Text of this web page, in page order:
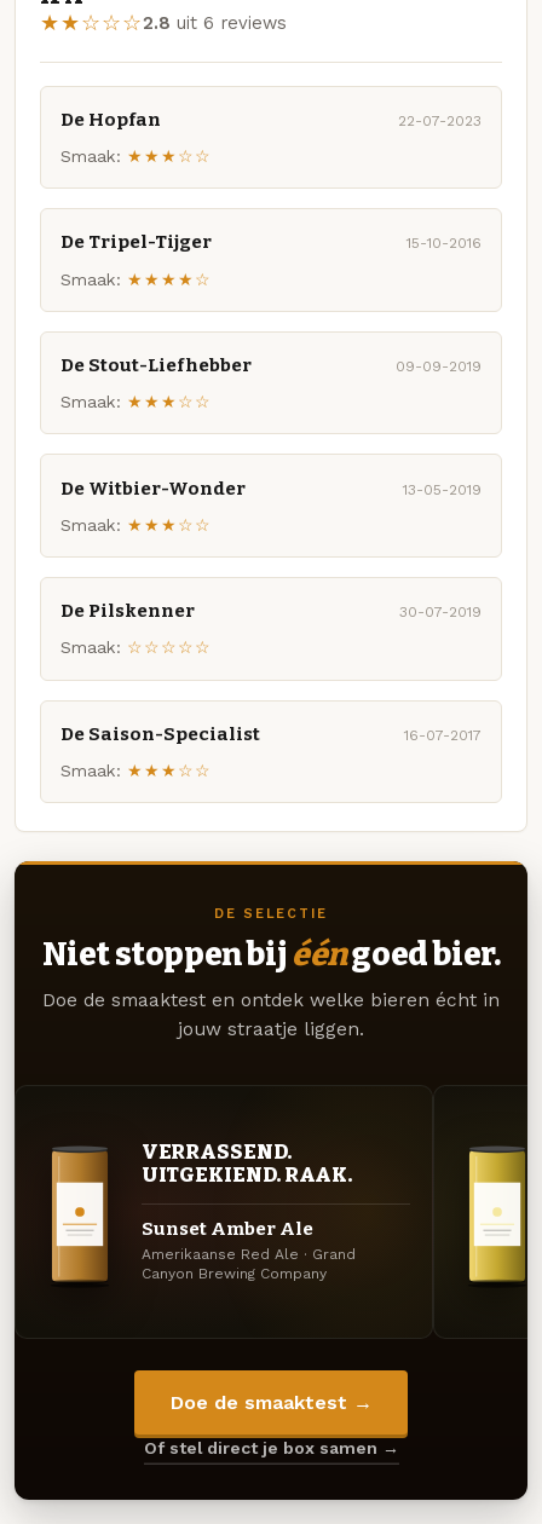
★★☆☆☆2.8 uit 6 reviews
De Hopfan 22-07-2023
Smaak: ★★★☆☆
De Tripel-Tijger 15-10-2016
Smaak: ★★★★☆
De Stout-Liefhebber 09-09-2019
Smaak: ★★★☆☆
De Witbier-Wonder 13-05-2019
Smaak: ★★★☆☆
De Pilskenner 30-07-2019
Smaak: ☆☆☆☆☆
De Saison-Specialist 16-07-2017
Smaak: ★★★☆☆
DE SELECTIE
Niet stoppen bij ééngoed bier.
Doe de smaaktest en ontdek welke bieren écht in
jouw straatje liggen.
VERRASSEND.
UITGEKIEND. RAAK.
Sunset Amber Ale
Amerikaanse Red Ale · Grand
Canyon Brewing Company
Doe de smaaktest →
Of stel direct je box samen →